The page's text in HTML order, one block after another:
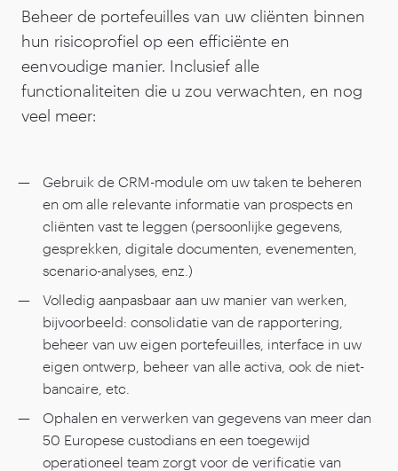
Beheer de portefeuilles van uw cliënten binnen
hun risicoprofiel op een efficiënte en
eenvoudige manier. Inclusief alle
functionaliteiten die u zou verwachten, en nog
veel meer:
Gebruik de CRM-module om uw taken te beheren
en om alle relevante informatie van prospects en
cliënten vast te leggen (persoonlijke gegevens,
gesprekken, digitale documenten, evenementen,
scenario-analyses, enz.)
Volledig aanpasbaar aan uw manier van werken,
bijvoorbeeld: consolidatie van de rapportering,
beheer van uw eigen portefeuilles, interface in uw
eigen ontwerp, beheer van alle activa, ook de niet-
bancaire, etc.
Ophalen en verwerken van gegevens van meer dan
50 Europese custodians en een toegewijd
operationeel team zorgt voor de verificatie van